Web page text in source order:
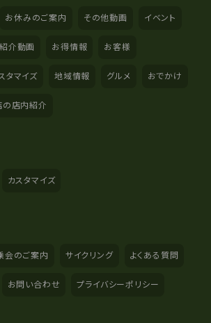
お休みのご案内 その他動画 イベント
介動画 お得情報 お客様
タマイズ 地域情報 グルメ おでかけ
の店内紹介
カスタマイズ
会のご案内 サイクリング よくある質問
お問い合わせ プライバシーポリシー